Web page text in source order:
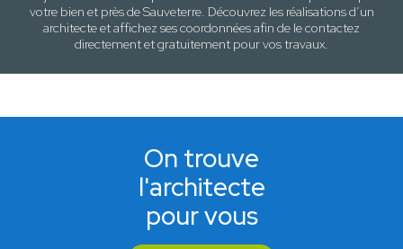
votre bien et près deSauveterre. Découvrez les réalisations d’un
architecte et affichez ses coordonnées afin de le contactez
directement et gratuitement pourvos travaux.
On trouve
l'architecte
pour vous